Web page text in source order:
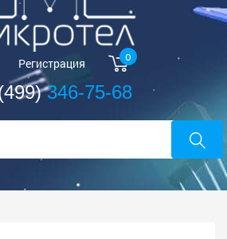
Регистрация 0
346-75-68